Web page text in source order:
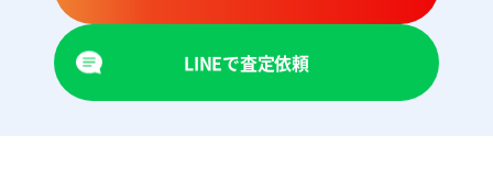
LINEで査定依頼